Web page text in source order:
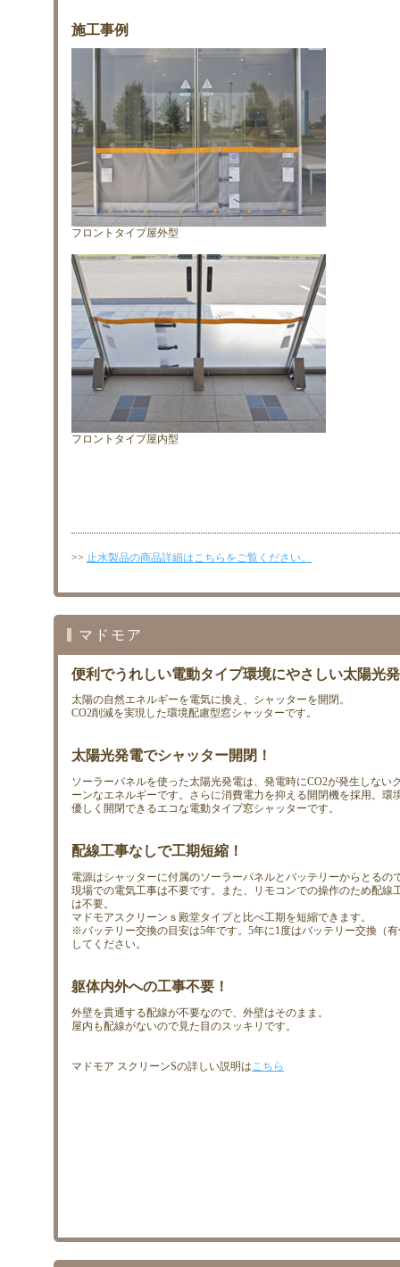
施工事例
フロントタイプ屋外型
フロントタイプ屋内型
>> 止水製品の商品詳細はこちらをご覧ください。
マドモア
便利でうれしい電動タイプ環境にやさしい太陽光
太陽の自然エネルギーを電気に換え、シャッターを開閉。
CO2削減を実現した環境配慮型窓シャッターです。
太陽光発電でシャッター開閉！
ソーラーパネルを使った太陽光発電は、発電時にCO2が発生しない
ーンなエネルギーです。さらに消費電力を抑える開閉機を採用。環
優しく開閉できるエコな電動タイプ窓シャッターです。
配線工事なしで工期短縮！
電源はシャッターに付属のソーラーパネルとバッテリーからとるの
現場での電気工事は不要です。また、リモコンでの操作のため配線
は不要。
マドモアスクリーンｓ殿堂タイプと比べ工期を短縮できます。
※バッテリー交換の目安は5年です。5年に1度はバッテリー交換（
してください。
躯体内外への工事不要！
外壁を貫通する配線が不要なので、外壁はそのまま。
屋内も配線がないので見た目のスッキリです。
マドモア スクリーンSの詳しい説明はこちら